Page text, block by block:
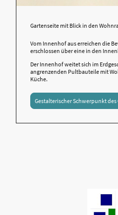
Gartenseite mit Blick in den
Vom Innenhof aus erreichen die
erschlossen über eine in den
Der Innenhof weitet sich im
angrenzenden Pultbauteile mit
Küche.
Gestalterischer Schwerpunkt